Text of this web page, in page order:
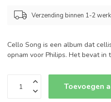
Verzending binnen 1-2
Cello Song is een album dat
opnam voor Philips. Het bevat in
Toevoegen